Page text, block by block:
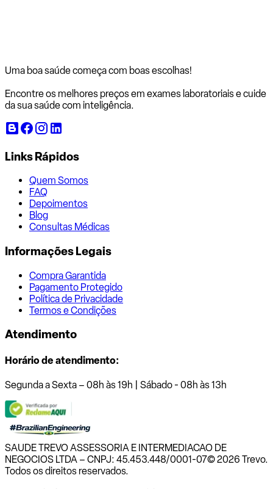
Uma boa saúde começa com boas escolhas!
Encontre os melhores preços em exames laboratoriais e cuide
da sua saúde com inteligência.
Links Rápidos
Quem Somos
FAQ
Depoimentos
Blog
Consultas Médicas
Informações Legais
Compra Garantida
Pagamento Protegido
Política de Privacidade
Termos e Condições
Atendimento
Horário de atendimento:
Segunda a Sexta – 08h às 19h | Sábado - 08h às 13h
SAUDE TREVO ASSESSORIA E INTERMEDIACAO DE
NEGOCIOS LTDA – CNPJ: 45.453.448/0001-07© 2026 Trevo.
Todos os direitos reservados.